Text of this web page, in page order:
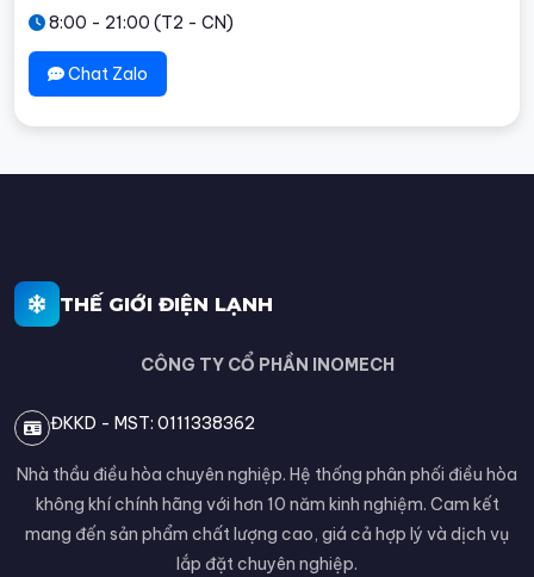
8:00 - 21:00 (T2 - CN)
Chat Zalo
THẾ GIỚI ĐIỆN LẠNH
CÔNG TY CỔ PHẦN INOMECH
ĐKKD - MST: 0111338362
Nhà thầu điều hòa chuyên nghiệp. Hệ thống phân phối điều hòa
không khí chính hãng với hơn 10 năm kinh nghiệm. Cam kết
mang đến sản phẩm chất lượng cao, giá cả hợp lý và dịch vụ
lắp đặt chuyên nghiệp.